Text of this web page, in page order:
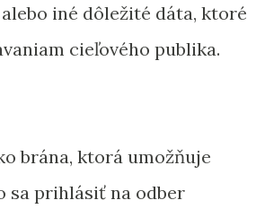
iné dôležité dáta, ktoré
cieľového publika.
brána, ktorá umožňuje
sa prihlásiť na odber